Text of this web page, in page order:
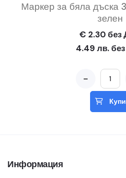
Маркер за бяла дъска
зелен
€ 2.30 без
4.49 лв.
-
Купи
Информация